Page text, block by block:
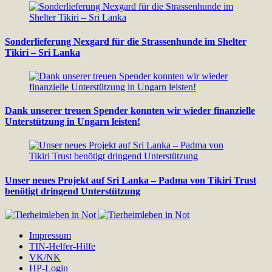
Sonderlieferung Nexgard für die Strassenhunde im Shelter
Tikiri – Sri Lanka
Dank unserer treuen Spender konnten wir wieder finanzielle
Unterstützung in Ungarn leisten!
Unser neues Projekt auf Sri Lanka – Padma von Tikiri Trust
benötigt dringend Unterstützung
Impressum
TIN-Helfer-Hilfe
VK/NK
HP-Login